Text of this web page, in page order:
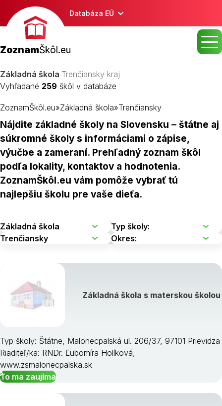
Databáza EÚ
ZoznamŠkôl.eu
Základná škola Trenčiansky kraj
Vyhľadané 259 škôl v databáze
ZoznamŠkôl.eu»Základná škola»Trenčiansky
Nájdite základné školy na Slovensku – štátne aj
súkromné školy s informáciami o zápise,
výučbe a zameraní. Prehľadný zoznam škôl
podľa lokality, kontaktov a hodnotenia.
ZoznamŠkôl.eu vám pomôže vybrať tú
najlepšiu školu pre vaše dieťa.
Základná škola s materskou školou
Typ školy: Štátne, Malonecpalská ul. 206/37, 97101 Prievidza
Riaditeľ/ka: RNDr. Ľubomíra Holíková,
www.zsmalonecpalska.sk
To ma zaujíma